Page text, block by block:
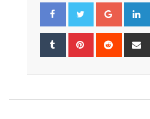
Google+
Tumblr Pinterest Reddit